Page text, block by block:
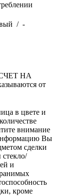
/ -
НА
от
в цвете и
внимание
Вы
сделки
стекло/
и
кроме